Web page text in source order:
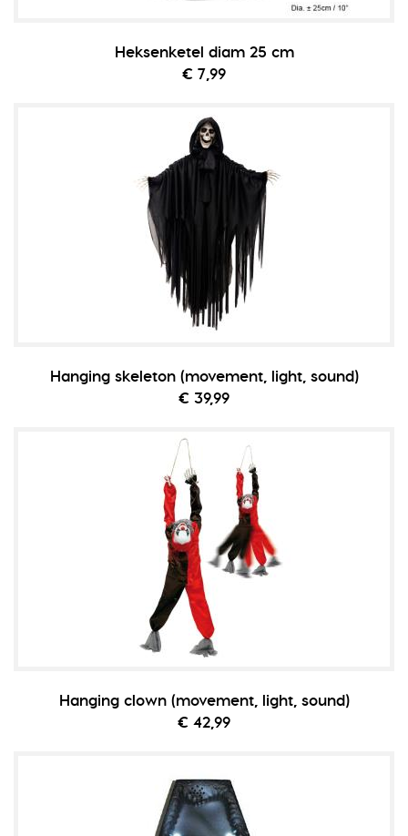
Heksenketel diam 25 cm
€ 7,99
Hanging skeleton (movement, light, sound)
€ 39,99
Hanging clown (movement, light, sound)
€ 42,99